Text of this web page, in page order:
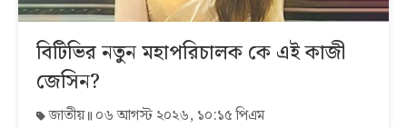
বিটিভির নতুন মহাপরিচালক কে এই কাজী
জেসিন?
জাতীয় ০৬ আগস্ট ২০২৬, ১০:১৫ পিএম